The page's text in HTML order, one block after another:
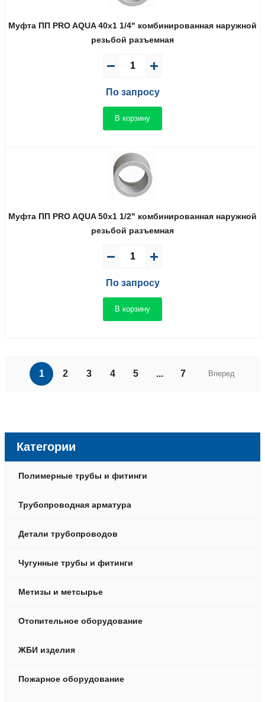
Муфта ПП PRO AQUA 40x1 1/4" комбинированная наружной
резьбой разъемная
По запросу
В корзину
Муфта ПП PRO AQUA 50x1 1/2" комбинированная наружной
резьбой разъемная
По запросу
В корзину
1 2 3 4 5 ... 7 Вперед
Категории
Полимерные трубы и фитинги
Трубопроводная арматура
Детали трубопроводов
Чугунные трубы и фитинги
Метизы и метсырье
Отопительное оборудование
ЖБИ изделия
Пожарное оборудование